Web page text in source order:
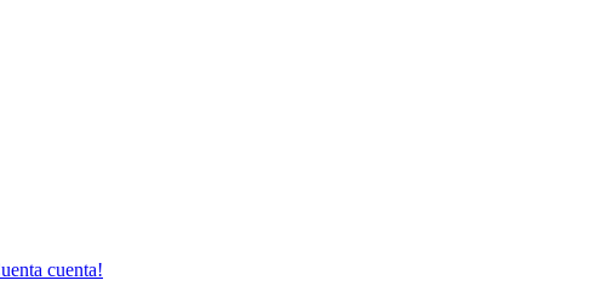
cuenta!